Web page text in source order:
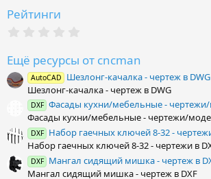
Рейтинги
0
в
ё
з
д
Ещё ресурсы от cncman
AutoCAD
Шезлонг-качалка - чертеж в DWG
Шезлонг-качалка - чертеж в DWG
DXF Фасады кухни/мебельные -
Фасады кухни/мебельные - чертежи/
DXF Набор гаечных ключей 8-32 -
Набор гаечных ключей 8-32 - чертежи в
DXF Мангал сидящий мишка - чертеж в
Мангал сидящий мишка - чертеж в DXF